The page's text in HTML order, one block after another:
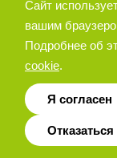
г.
Сайт
вашим
Подробнее об
cookie.
Я согласен
Отказаться